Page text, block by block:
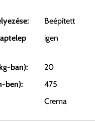
Beépített
igen
ban):
20
ben):
475
Crema